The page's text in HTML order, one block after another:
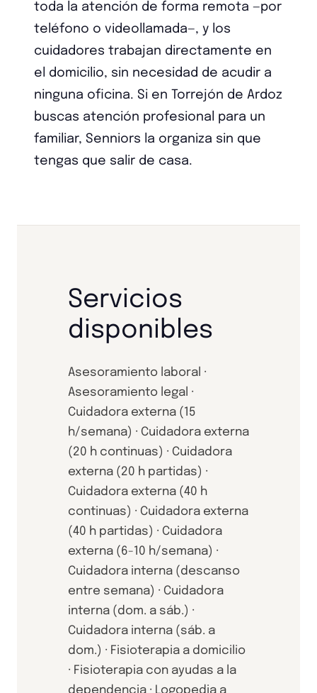
toda la atención de forma remota —por
teléfono o videollamada—, y los
cuidadores trabajan directamente en
el domicilio, sin necesidad de acudir a
ninguna oficina. Si en Torrejón de Ardoz
buscas atención profesional para un
familiar, Senniors la organiza sin que
tengas que salir de casa.
Servicios
disponibles
Asesoramiento laboral ·
Asesoramiento legal ·
Cuidadora externa (15
h/semana) · Cuidadora externa
(20 h continuas) · Cuidadora
externa (20 h partidas) ·
Cuidadora externa (40 h
continuas) · Cuidadora externa
(40 h partidas) · Cuidadora
externa (6-10 h/semana) ·
Cuidadora interna (descanso
entre semana) · Cuidadora
interna (dom. a sáb.) ·
Cuidadora interna (sáb. a
dom.) · Fisioterapia a domicilio
· Fisioterapia con ayudas a la
dependencia · Logopedia a